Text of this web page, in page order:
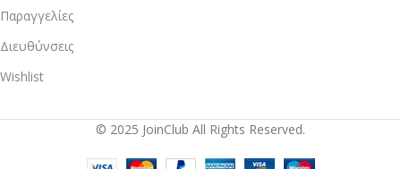
Παραγγελίες
Διευθύνσεις
Wishlist
© 2025 JoinClub All Rights Reserved.